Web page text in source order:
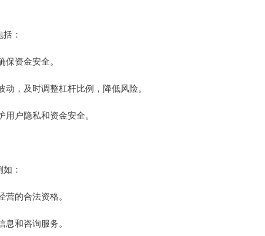
：
资金安全。
，及时调整杠杆比例，降低风险。
户隐私和资金安全。
：
的合法资格。
和咨询服务。